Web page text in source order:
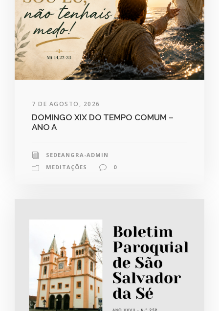
7 DE AGOSTO, 2026
DOMINGO XIX DO TEMPO COMUM –
ANO A
SEDEANGRA-ADMIN
MEDITAÇÕES
0